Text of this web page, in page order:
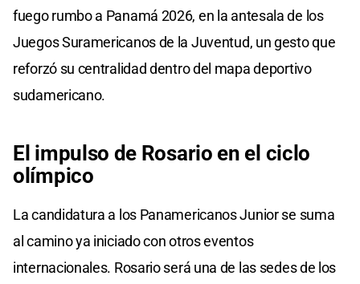
fuego rumbo a Panamá 2026, en la antesala de los
Juegos Suramericanos de la Juventud, un gesto que
reforzó su centralidad dentro del mapa deportivo
sudamericano.
El impulso de Rosario en el ciclo
olímpico
La candidatura a los Panamericanos Junior se suma
al camino ya iniciado con otros eventos
internacionales. Rosario será una de las sedes de los